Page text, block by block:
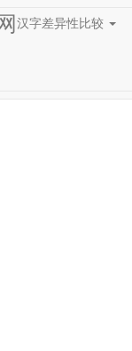
汉字差异性比较
照